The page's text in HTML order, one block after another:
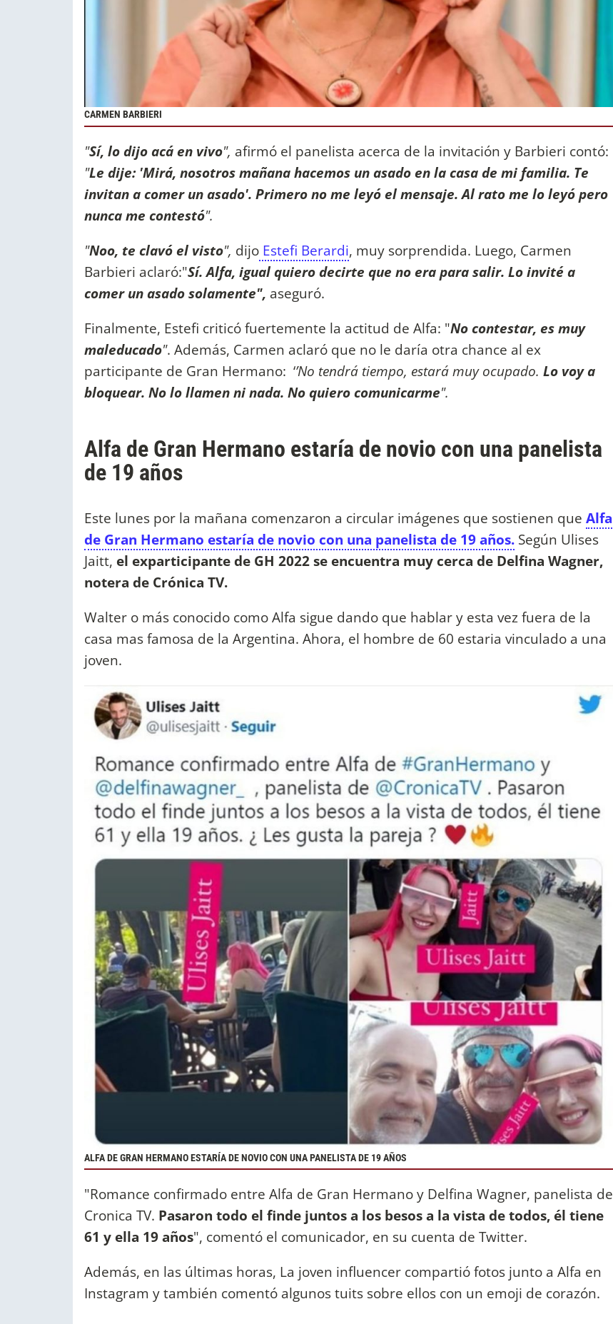
CARMEN BARBIERI
"Sí, lo dijo acá en vivo", afirmó el panelista acerca de la invitación y Barbieri contó:
"Le dije: 'Mirá, nosotros mañana hacemos un asado en la casa de mi familia. Te
invitan a comer un asado'. Primero no me leyó el mensaje. Al rato me lo leyó pero
nunca me contestó".
"Noo, te clavó el visto", dijo Estefi Berardi, muy sorprendida. Luego, Carmen
Barbieri aclaró:"Sí. Alfa, igual quiero decirte que no era para salir. Lo invité a
comer un asado solamente", aseguró.
Finalmente, Estefi criticó fuertemente la actitud de Alfa: "No contestar, es muy
maleducado". Además, Carmen aclaró que no le daría otra chance al ex
participante de Gran Hermano: ‘’No tendrá tiempo, estará muy ocupado. Lo voy a
bloquear. No lo llamen ni nada. No quiero comunicarme".
Alfa de Gran Hermano estaría de novio con una panelista
de 19 años
Este lunes por la mañana comenzaron a circular imágenes que sostienen que Alfa
de Gran Hermano estaría de novio con una panelista de 19 años. Según Ulises
Jaitt, el exparticipante de GH 2022 se encuentra muy cerca de Delfina Wagner,
notera de Crónica TV.
Walter o más conocido como Alfa sigue dando que hablar y esta vez fuera de la
casa mas famosa de la Argentina. Ahora, el hombre de 60 estaria vinculado a una
joven.
ALFA DE GRAN HERMANO ESTARÍA DE NOVIO CON UNA PANELISTA DE 19 AÑOS
"Romance confirmado entre Alfa de Gran Hermano y Delfina Wagner, panelista de
Cronica TV. Pasaron todo el finde juntos a los besos a la vista de todos, él tiene
61 y ella 19 años", comentó el comunicador, en su cuenta de Twitter.
Además, en las últimas horas, La joven influencer compartió fotos junto a Alfa en
Instagram y también comentó algunos tuits sobre ellos con un emoji de corazón.